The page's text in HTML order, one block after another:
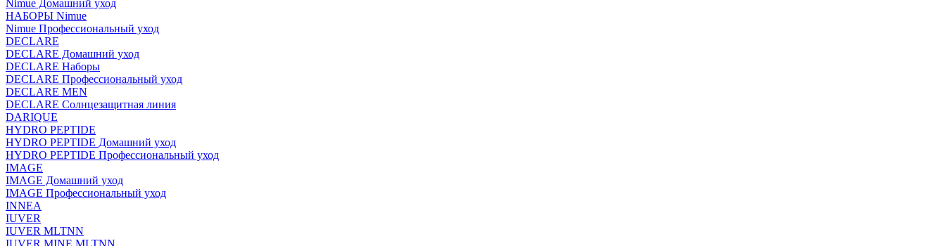
Nimue Домашний уход
НАБОРЫ Nimue
Nimue Профессиональный уход
DECLARE
DECLARE Домашний уход
DECLARE Наборы
DECLARE Профессиональный уход
DECLARE MEN
DECLARE Солнцезащитная линия
DARIQUE
HYDRO PEPTIDE
HYDRO PEPTIDE Домашний уход
HYDRO PEPTIDE Профессиональный уход
IMAGE
IMAGE Домашний уход
IMAGE Профессиональный уход
INNEA
IUVER
IUVER MLTNN
IUVER MINE MLTNN